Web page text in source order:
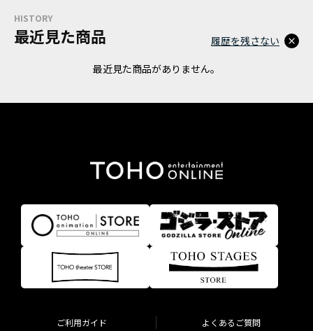
HISTORY
最近見た商品
最近見た商品がありません。
履歴を残さない
ご利用ガイド よくあるご質問